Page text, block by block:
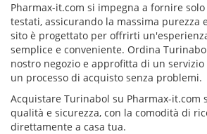
Pharmax-it.com si impegna a fornire
testati, assicurando la massima purezza
sito è progettato per offrirti
semplice e conveniente. Ordina
nostro negozio e approfitta di un
un processo di acquisto senza problemi.
Acquistare Turinabol su Pharmax-it.com
qualità e sicurezza, con la comodità di
direttamente a casa tua.